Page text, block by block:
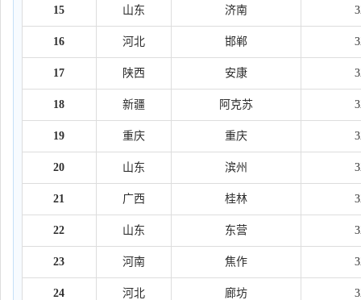
15 山东 济南
16 河北 邯郸
17 陕西 安康
18 新疆 阿克苏
19 重庆 重庆
20 山东 滨州
21 广西 桂林
22 山东 东营
23 河南 焦作
24 河北 廊坊